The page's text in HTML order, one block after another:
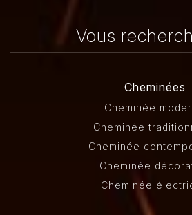
Vous
Cheminées
Cheminée
Cheminée
Cheminée
Cheminée
Cheminée